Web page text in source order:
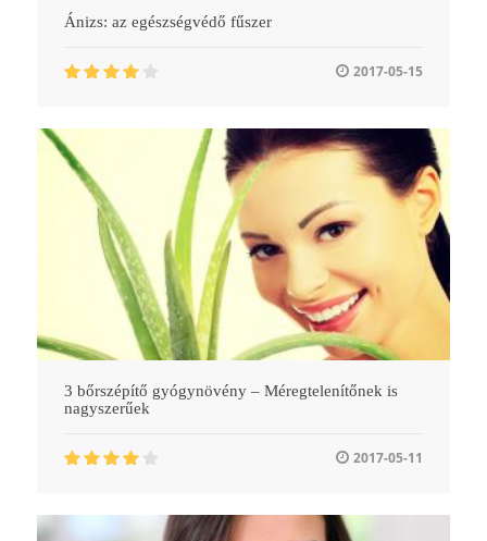
Ánizs: az egészségvédő fűszer
2017-05-15
3 bőrszépítő gyógynövény – Méregtelenítőnek is
nagyszerűek
2017-05-11